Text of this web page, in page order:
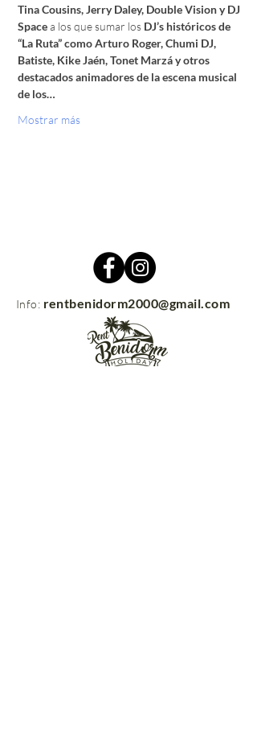
Tina Cousins, Jerry Daley, Double Vision y DJ
Space a los que sumar los DJ’s históricos de
“La Ruta” como Arturo Roger, Chumi DJ,
Batiste, Kike Jaén, Tonet Marzá y otros
destacados animadores de la escena musical
de los…
Mostrar más
Info: rentbenidorm2000@gmail.com